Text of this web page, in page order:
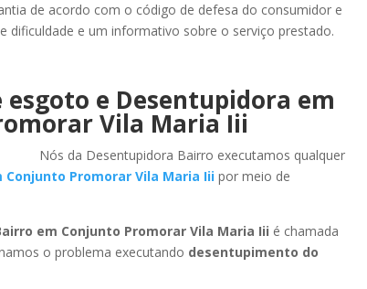
de acordo com o código de defesa do consumidor e
dificuldade e um informativo sobre o serviço prestado.
e Desentupidora em
Vila Maria Iii
Nós da Desentupidora Bairro executamos qualquer
Promorar Vila Maria Iiipor meio de
em Conjunto Promorar Vila Maria Iii é chamada
o problema executando desentupimento do